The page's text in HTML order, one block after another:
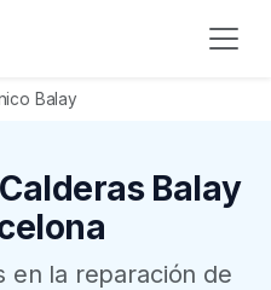
Balay
Balay
en la reparación de